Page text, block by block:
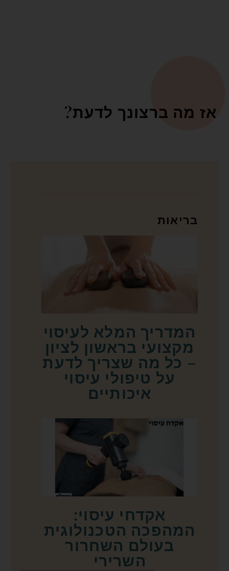
אז מה ברצונך לדעת?
בריאות
המדריך המלא לעיסוי
מקצועי בראשון לציון
– כל מה שצריך לדעת
על טיפולי עיסוי
איכותיים
אקדחי עיסוי:
המהפכה הטכנולוגית
בעולם השחרור
השרירי